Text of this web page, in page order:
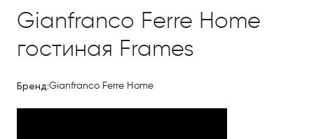
Gianfranco Ferre Home
гостиная Frames
Бренд:Gianfranco Ferre Home